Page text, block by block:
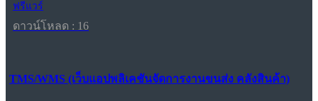
ฟรีแวร์
ดาวน์โหลด : 16
TMS/WMS (เว็บแอปพลิเคชันจัดการงานขนส่ง คลังสินค้า)